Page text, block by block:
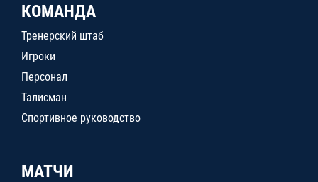
КОМАНДА
Тренерский штаб
Игроки
Персонал
Талисман
Спортивное руководство
МАТЧИ